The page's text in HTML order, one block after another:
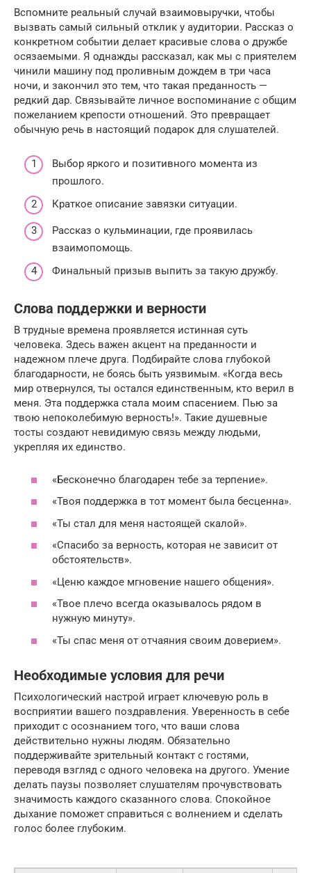
Вспомните реальный случай взаимовыручки, чтобы
вызвать самый сильный отклик у аудитории. Рассказ о
конкретном событии делает красивые слова о дружбе
осязаемыми. Я однажды рассказал, как мы с приятелем
чинили машину под проливным дождем в три часа
ночи, и закончил это тем, что такая преданность —
редкий дар. Связывайте личное воспоминание с общим
пожеланием крепости отношений. Это превращает
обычную речь в настоящий подарок для слушателей.
Выбор яркого и позитивного момента из
прошлого.
Краткое описание завязки ситуации.
Рассказ о кульминации, где проявилась
взаимопомощь.
Финальный призыв выпить за такую дружбу.
Слова поддержки и верности
В трудные времена проявляется истинная суть
человека. Здесь важен акцент на преданности и
надежном плече друга. Подбирайте слова глубокой
благодарности, не боясь быть уязвимым. «Когда весь
мир отвернулся, ты остался единственным, кто верил в
меня. Эта поддержка стала моим спасением. Пью за
твою непоколебимую верность!». Такие душевные
тосты создают невидимую связь между людьми,
укрепляя их единство.
«Бесконечно благодарен тебе за терпение».
«Твоя поддержка в тот момент была бесценна».
«Ты стал для меня настоящей скалой».
«Спасибо за верность, которая не зависит от
обстоятельств».
«Ценю каждое мгновение нашего общения».
«Твое плечо всегда оказывалось рядом в
нужную минуту».
«Ты спас меня от отчаяния своим доверием».
Необходимые условия для речи
Психологический настрой играет ключевую роль в
восприятии вашего поздравления. Уверенность в себе
приходит с осознанием того, что ваши слова
действительно нужны людям. Обязательно
поддерживайте зрительный контакт с гостями,
переводя взгляд с одного человека на другого. Умение
делать паузы позволяет слушателям прочувствовать
значимость каждого сказанного слова. Спокойное
дыхание поможет справиться с волнением и сделать
голос более глубоким.